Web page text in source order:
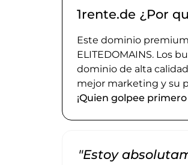
1rente.de ¿Por
Este dominio
ELITEDOMAINS. Los
dominio de alta
mejor marketing y su
¡Quien golpee
"Estoy